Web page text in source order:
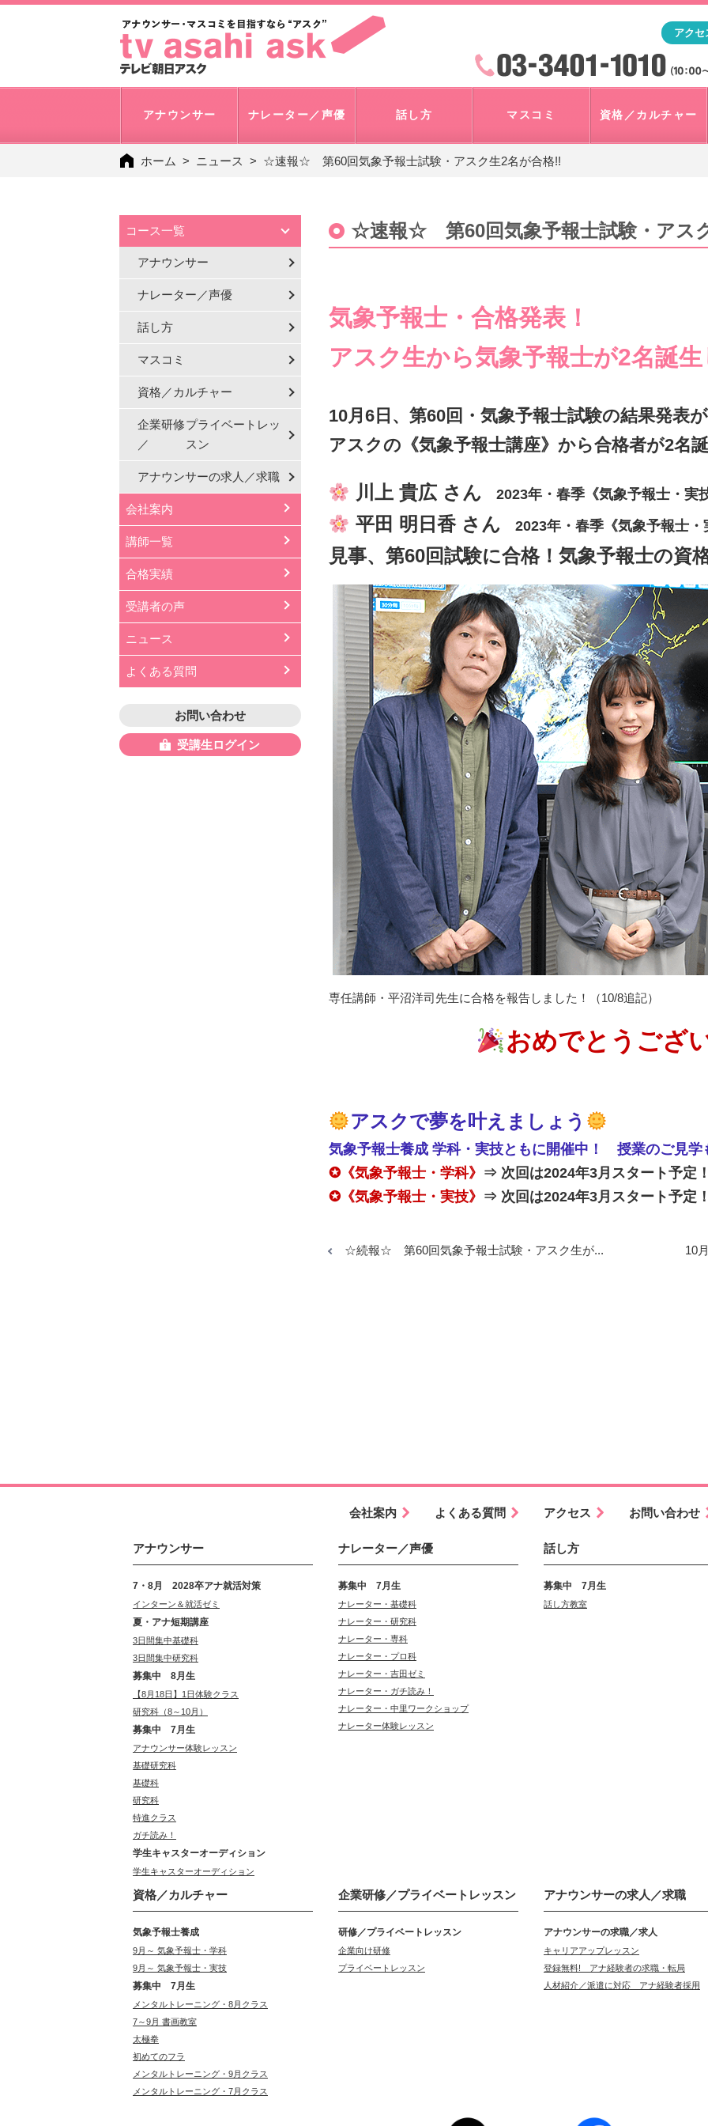
「アナウンサー・マスコミを目指すなら"アスク"」テレビ
アクセ
検索
アナウンサー ナレーター／声優 話し方 マスコミ 資格／カルチャー
ホーム ニュース ☆速報☆ 第60回気象予報士試験・アスク生2名が合格!!
コース一覧
アナウンサー
ナレーター／声優
話し方
マスコミ
資格／カルチャー
企業研修
／
プライベートレッ
スン
アナウンサーの求人／求職
会社案内
講師一覧
合格実績
受講者の声
ニュース
よくある質問
お問い合わせ
受講生ログイン
☆速報☆ 第60回気象予報士試験・アス
気象予報士・合格発表！
アスク生から気象予報士が2名誕
10月6日、第60回・気象予報士試験の結果発表
アスクの《気象予報士講座》から合格者が2名
川上 貴広 さん 2023年・春季《気象予報士・実
平田 明日香 さん 2023年・春季《気象予報士・
見事、第60回試験に合格！気象予報士の資
専任講師・平沼洋司先生に合格を報告しました！（10/8追記）
おめでとうござ
アスクで夢を叶えましょう
気象予報士養成 学科・実技ともに開催中！ 授業のご見学
✪《気象予報士・学科》 ⇒ 次回は2024年3月スタート予定
✪《気象予報士・実技》 ⇒ 次回は2024年3月スタート予定
☆続報☆ 第60回気象予報士試験・アスク生が... 10
会社案内 よくある質問 アクセス お問い合わせ
アナウンサー
7・8月 2028卒アナ就活対策
インターン＆就活ゼミ
夏・アナ短期講座
3日間集中基礎科
3日間集中研究科
募集中 8月生
【8月18日】1日体験クラス
研究科（8～10月）
募集中 7月生
アナウンサー体験レッスン
基礎研究科
基礎科
研究科
特進クラス
ガチ読み！
学生キャスターオーディション
学生キャスターオーディション
ナレーター／声優
募集中 7月生
ナレーター・基礎科
ナレーター・研究科
ナレーター・専科
ナレーター・プロ科
ナレーター・吉田ゼミ
ナレーター・ガチ読み！
ナレーター・中里ワークショップ
ナレーター体験レッスン
話し方
募集中 7月生
話し方教室
資格／カルチャー
気象予報士養成
9月～ 気象予報士・学科
9月～ 気象予報士・実技
募集中 7月生
メンタルトレーニング・8月クラス
7～9月 書画教室
太極拳
初めてのフラ
メンタルトレーニング・9月クラス
メンタルトレーニング・7月クラス
企業研修／プライベートレッスン
研修／プライベートレッスン
企業向け研修
プライベートレッスン
アナウンサーの求人／求職
アナウンサーの求職／求人
キャリアアップレッスン
登録無料! アナ経験者の求職・転局
人材紹介／派遣に対応 アナ経験者採用